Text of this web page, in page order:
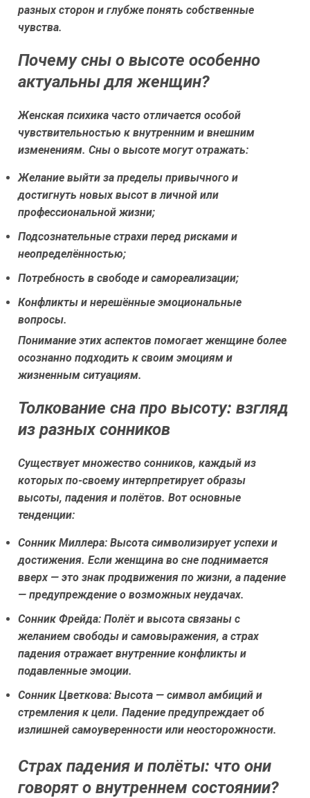
разных сторон и глубже понять собственные
чувства.
Почему сны о высоте особенно
актуальны для женщин?
Женская психика часто отличается особой
чувствительностью к внутренним и внешним
изменениям. Сны о высоте могут отражать:
Желание выйти за пределы привычного и
достигнуть новых высот в личной или
профессиональной жизни;
Подсознательные страхи перед рисками и
неопределённостью;
Потребность в свободе и самореализации;
Конфликты и нерешённые эмоциональные
вопросы.
Понимание этих аспектов помогает женщине более
осознанно подходить к своим эмоциям и
жизненным ситуациям.
Толкование сна про высоту: взгляд
из разных сонников
Существует множество сонников, каждый из
которых по-своему интерпретирует образы
высоты, падения и полётов. Вот основные
тенденции:
Сонник Миллера: Высота символизирует успехи и
достижения. Если женщина во сне поднимается
вверх — это знак продвижения по жизни, а падение
— предупреждение о возможных неудачах.
Сонник Фрейда: Полёт и высота связаны с
желанием свободы и самовыражения, а страх
падения отражает внутренние конфликты и
подавленные эмоции.
Сонник Цветкова: Высота — символ амбиций и
стремления к цели. Падение предупреждает об
излишней самоуверенности или неосторожности.
Страх падения и полёты: что они
говорят о внутреннем состоянии?